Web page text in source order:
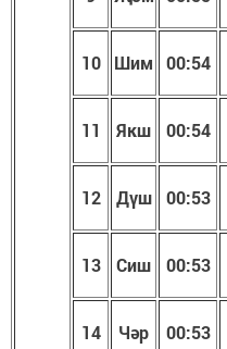
10 Шим 00:54
11 Якш 00:54
12 Дүш 00:53
13 Сиш 00:53
14 Чәр 00:53